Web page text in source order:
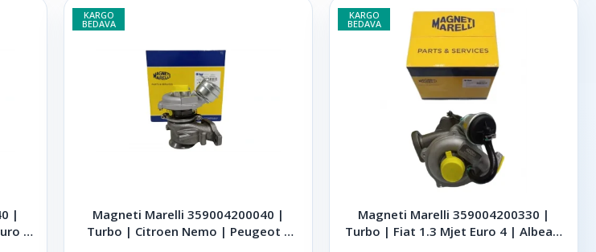
|
5
KARGO
BEDAVA
Magneti Marelli 359004200040 |
Turbo | Citroen Nemo | Peugeot |
KARGO
BEDAVA
Magneti Marelli 359004200330 |
Turbo | Fiat 1.3 Mjet Euro 4 | Albea |